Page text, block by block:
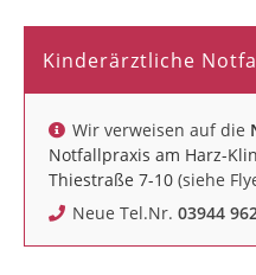
Kinderärztliche
Wir verweisen auf die
Notfallpraxis am Harz-
Thiestraße 7-10 (siehe
Neue Tel.Nr. 03944